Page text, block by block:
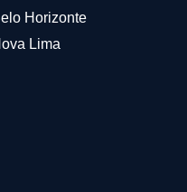
Horizonte
Lima